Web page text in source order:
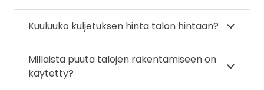
Kuuluuko kuljetuksen hinta talon hintaan?
Millaista puuta talojen rakentamiseen on
käytetty?